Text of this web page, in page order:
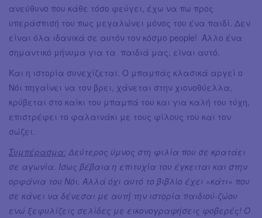
ανεύθυνο που κάθε τόσο φεύγει, έχω να πω προς
υπεράσπισή του πως μεγαλώνει μόνος του ένα παιδί. Δεν
είναι όλα ιδανικά σε αυτόν τον κόσμο people! Άλλο ένα
σημαντικό μήνυμα για τα παιδιά μας, είναι αυτό.
Και η ιστορία συνεχίζεται. Ο μπαμπάς κλασικά αργεί ο
Νόι πηγαίνει να τον βρει, χάνεται στην χιονοθύελλα,
κρύβεται στο καίκι του μπαμπά του και για καλή του τύχη,
επιστρέφει το φαλαινάκι με τους φίλους του και τον
σώζει.
Συμπέρασμα: Δεύτερος ύμνος στη φιλία που σε κρατάει
σε αγωνία. Ίσως βέβαια η επιτυχία του έγκειται και στην
ορφάνια του Νόι. Αλλά όχι αυτό το βιβλίο έχει «κάτι» που
σε κάνει να δένεσαι με αυτή την ιστορία παιδιού-ζώου
ενώ ξεφυλίζεις σελίδες με εικονογραφήσεις φοβερές! Ο